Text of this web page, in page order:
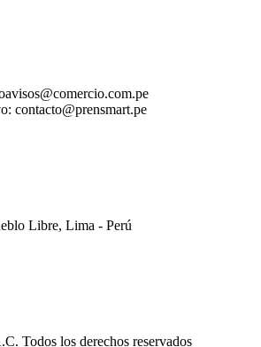
contacto@prensmart.pe
Libre, Lima - Perú
Todos los derechos reservados